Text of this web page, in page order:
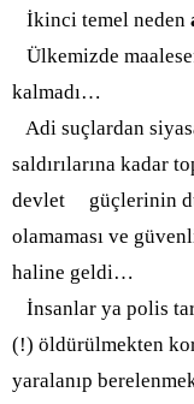
İkinci temel neden
Ülkemizde
kalmadı…
Adi suçlardan
saldırılarına kadar
devlet güçlerinin
olamaması ve
haline geldi…
İnsanlar ya polis
(!) öldürülmekten
yaralanıp